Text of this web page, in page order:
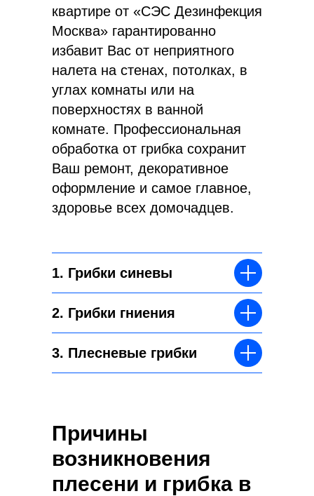
квартире от «СЭС Дезинфекция
Москва» гарантированно
избавит Вас от неприятного
налета на стенах, потолках, в
углах комнаты или на
поверхностях в ванной
комнате. Профессиональная
обработка от грибка сохранит
Ваш ремонт, декоративное
оформление и самое главное,
здоровье всех домочадцев.
1. Грибки синевы
2. Грибки гниения
3. Плесневые грибки
Причины
возникновения
плесени и грибка в